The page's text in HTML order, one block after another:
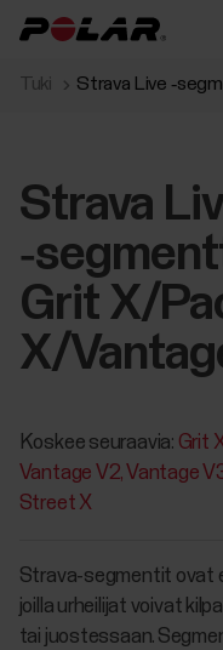
Tuki Strava Live
Strava
Grit X/
X/
Koskee seuraavia: Grit
Vantage V2 Vantage
Street X
Strava-segmentit ovat
joilla urheilijat voivat
tai juostessaan.